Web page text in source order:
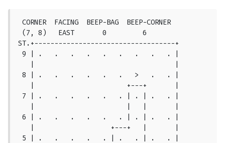
CORNER  FACING  BEEP-BAG  BEEP-CORNER
(7, 8)   EAST       0         6
ST.+-----------------------------------+
9 | .   .   .   .   .   .   .   .   . |
8 | .   .   .   .   .   .   >   .   . |
   |                       +---+       |
7 | .   .   .   .   .   . | . | .   . |
6 | .   .   .   .   .   . | . | .   . |
   |                   +---+   |       |
5 | .   .   .   .   . | .   . | .   . |